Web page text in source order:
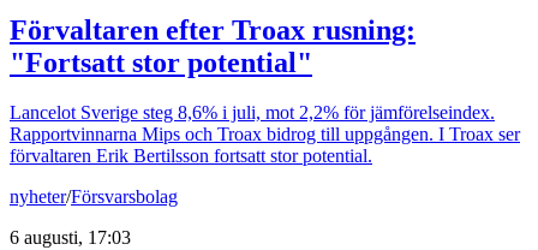
Förvaltaren efter Troax rusning:
"Fortsatt stor potential"
Lancelot Sverige steg 8,6% i juli, mot 2,2% för jämförelseindex.
Rapportvinnarna Mips och Troax bidrog till uppgången. I Troax ser
förvaltaren Erik Bertilsson fortsatt stor potential.
nyheter/Försvarsbolag
6 augusti, 17:03